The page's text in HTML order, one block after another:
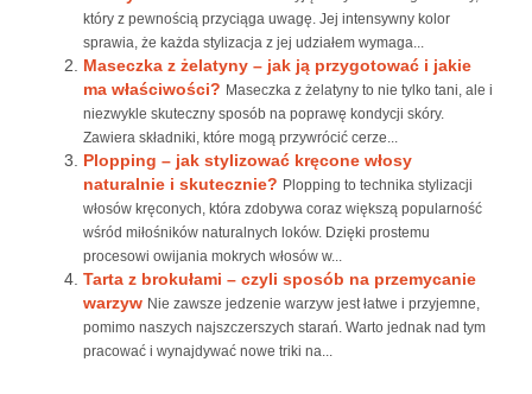
który z pewnością przyciąga uwagę. Jej intensywny kolor
sprawia, że każda stylizacja z jej udziałem wymaga...
Maseczka z żelatyny – jak ją przygotować i jakie
ma właściwości? Maseczka z żelatyny to nie tylko tani, ale i
niezwykle skuteczny sposób na poprawę kondycji skóry.
Zawiera składniki, które mogą przywrócić cerze...
Plopping – jak stylizować kręcone włosy
naturalnie i skutecznie? Plopping to technika stylizacji
włosów kręconych, która zdobywa coraz większą popularność
wśród miłośników naturalnych loków. Dzięki prostemu
procesowi owijania mokrych włosów w...
Tarta z brokułami – czyli sposób na przemycanie
warzyw Nie zawsze jedzenie warzyw jest łatwe i przyjemne,
pomimo naszych najszczerszych starań. Warto jednak nad tym
pracować i wynajdywać nowe triki na...